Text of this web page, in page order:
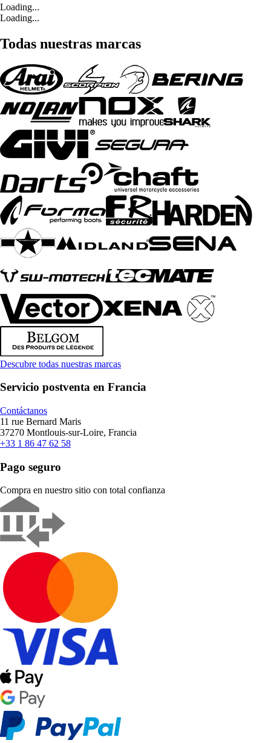
Loading...
Loading...
Todas nuestras marcas
Descubre todas nuestras marcas
Servicio postventa en Francia
Contáctanos
11 rue Bernard Maris
37270 Montlouis-sur-Loire, Francia
+33 1 86 47 62 58
Pago seguro
Compra en nuestro sitio con total confianza